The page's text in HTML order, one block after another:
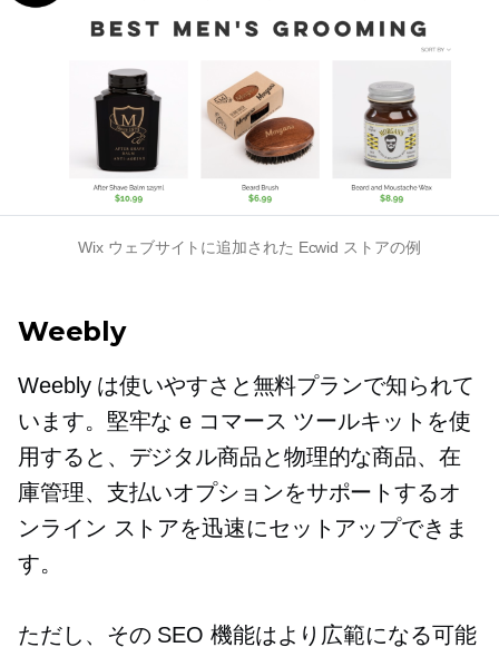
Wix ウェブサイトに追加された Ecwid ストアの例
Weebly
Weebly は使いやすさと無料プランで知られて
います。堅牢な e コマース ツールキットを使
用すると、デジタル商品と物理的な商品、在
庫管理、支払いオプションをサポートするオ
ンライン ストアを迅速にセットアップできま
す。
ただし、その SEO 機能はより広範になる可能